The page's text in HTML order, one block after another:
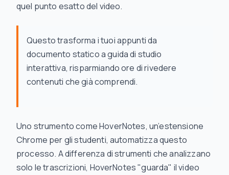
quel punto esatto del video.
Questo trasforma i tuoi appunti da
documento statico a guida di studio
interattiva, risparmiando ore di rivedere
contenuti che già comprendi.
Uno strumento come HoverNotes, un’estensione
Chrome per gli studenti, automatizza questo
processo. A differenza di strumenti che analizzano
solo le trascrizioni, HoverNotes "guarda" il video